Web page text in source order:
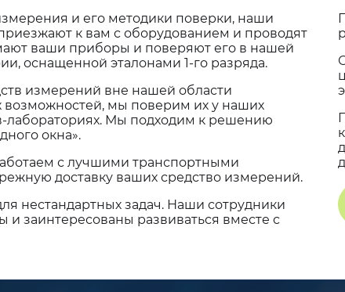
и его методики поверки, наши
к вам с оборудованием и проводят
ваши приборы и поверяют его в нашей
оснащенной эталонами 1-го разряда.
измерений вне нашей области
возможностей, мы поверим их у наших
лабораториях. Мы подходим к решению
окна».
с лучшими транспортными
доставку ваших средство измерений.
нестандартных задач. Наши сотрудники
заинтересованы развиваться вместе с